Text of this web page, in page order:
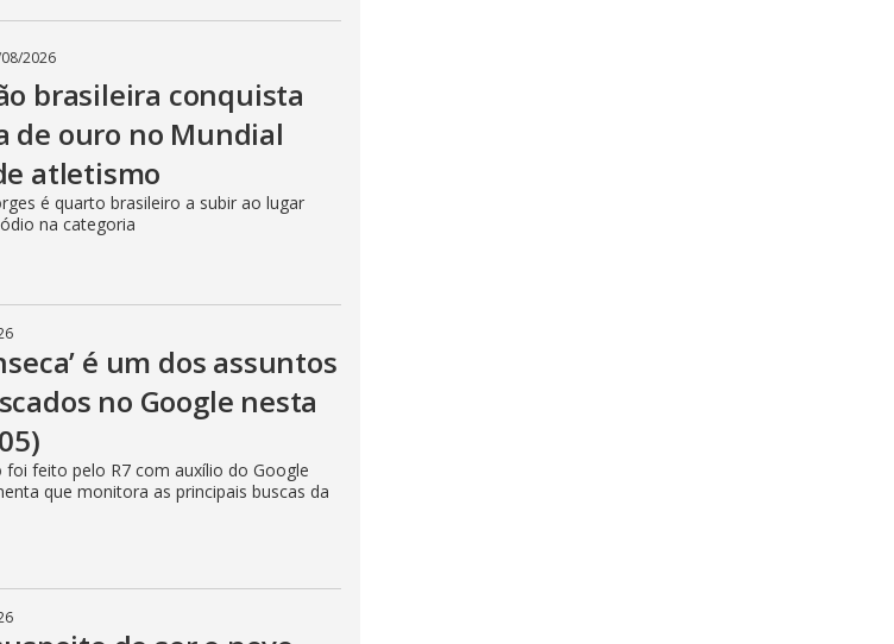
2026
brasileira conquista
de ouro no Mundial
atletismo
é quarto brasileiro a subir ao lugar
na categoria
é um dos assuntos
no Google nesta
foi feito pelo R7 com auxílio do Google
que monitora as principais buscas da